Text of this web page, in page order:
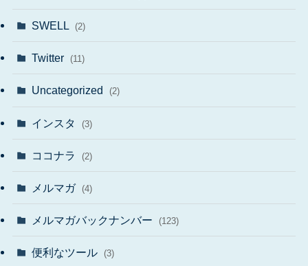
SWELL (2)
Twitter (11)
Uncategorized (2)
インスタ (3)
ココナラ (2)
メルマガ (4)
メルマガバックナンバー (123)
便利なツール (3)